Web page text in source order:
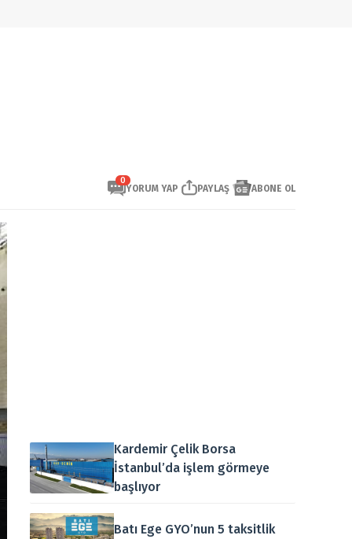
0
YORUM YAP PAYLAŞ ABONE OL
Kardemir Çelik Borsa
İstanbul’da işlem görmeye
başlıyor
Batı Ege GYO’nun 5 taksitlik